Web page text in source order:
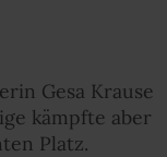
Gesa Krause
kämpfte aber
Platz.